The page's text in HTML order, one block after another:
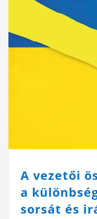
A vezetői
a
sorsát és